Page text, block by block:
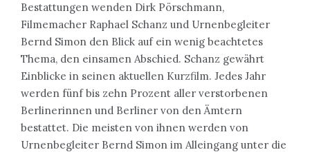
Bestattungen wenden Dirk Pörschmann,
Filmemacher Raphael Schanz und Urnenbegleiter
Bernd Simon den Blick auf ein wenig beachtetes
Thema, den einsamen Abschied. Schanz gewährt
Einblicke in seinen aktuellen Kurzfilm. Jedes Jahr
werden fünf bis zehn Prozent aller verstorbenen
Berlinerinnen und Berliner von den Ämtern
bestattet. Die meisten von ihnen werden von
Urnenbegleiter Bernd Simon im Alleingang unter die